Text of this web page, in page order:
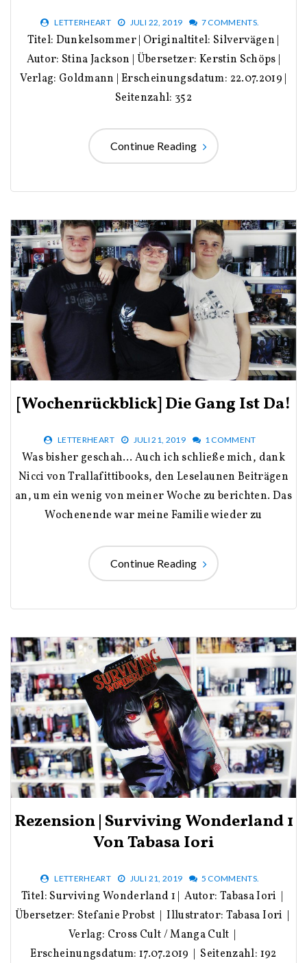
LETTERHEART JULI 22, 2019 7 COMMENTS.
Titel: Dunkelsommer | Originaltitel: Silvervägen |
Autor: Stina Jackson | Übersetzer: Kerstin Schöps |
Verlag: Goldmann | Erscheinungsdatum: 22.07.2019 |
Seitenzahl: 352
Continue Reading
[Wochenrückblick] Die Gang Ist Da!
LETTERHEART JULI 21, 2019 1 COMMENT
Was bisher geschah… Auch ich schließe mich, dank
Nicci von Trallafittibooks, den Leselaunen Beiträgen
an, um ein wenig von meiner Woche zu berichten. Das
Wochenende war meine Familie wieder zu
Continue Reading
Rezension | Surviving Wonderland 1
Von Tabasa Iori
LETTERHEART JULI 21, 2019 5 COMMENTS.
Titel: Surviving Wonderland 1 | Autor: Tabasa Iori |
Übersetzer: Stefanie Probst | Illustrator: Tabasa Iori |
Verlag: Cross Cult / Manga Cult |
Erscheinungsdatum: 17.07.2019 | Seitenzahl: 192